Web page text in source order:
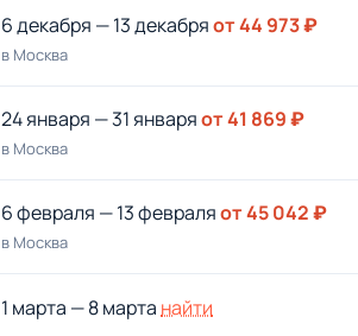
6 декабря — 13 декабряот 44 973 ₽
в Москва
24 января — 31 январяот 41 869 ₽
в Москва
6 февраля — 13 февраляот 45 042 ₽
в Москва
1 марта — 8 марта найти